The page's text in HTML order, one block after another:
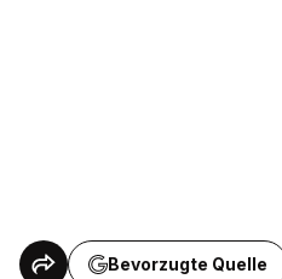
Bevorzugte Quelle